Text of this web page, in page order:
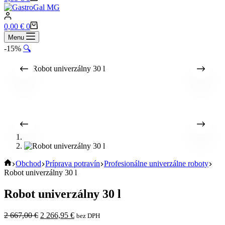
cart
Shopping
cart
0,00 € 0
Menu
-15% 🔍
Home
Obchod Príprava potravín Profesionálne univerzálne roboty
Robot univerzálny 30 l
Robot univerzálny 30 l
2 667,00€ Pôvodná
2 266,95 €Aktuálna
bez DPH